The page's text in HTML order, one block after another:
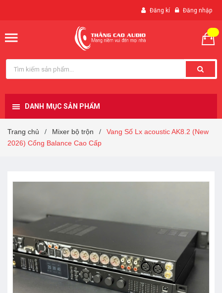
Đăng kí Đăng nhập
DANH MỤC SẢN PHẨM
Trang chủ / Mixer bộ trộn /
Vang Số Lx acoustic AK8.2 (New
2026) Cổng Balance Cao Cấp